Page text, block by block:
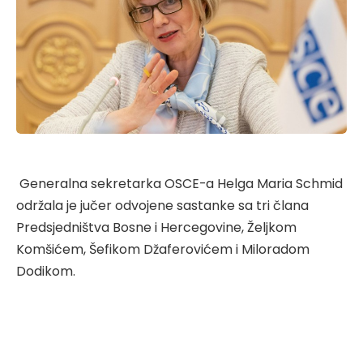
Generalna sekretarka OSCE-a Helga Maria Schmid
održala je jučer odvojene sastanke sa tri člana
Predsjedništva Bosne i Hercegovine, Željkom
Komšićem, Šefikom Džaferovićem i Miloradom
Dodikom.